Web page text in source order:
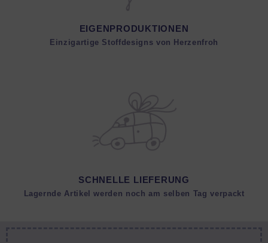
EIGENPRODUKTIONEN
Einzigartige Stoffdesigns von Herzenfroh
SCHNELLE LIEFERUNG
Lagernde Artikel werden noch am selben Tag verpackt